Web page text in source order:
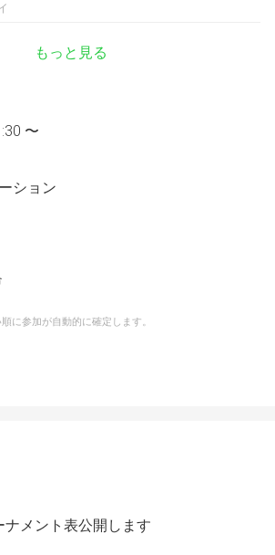
もっと見る
〜
ション
に参加が自動的に確定します。
メント表公開します